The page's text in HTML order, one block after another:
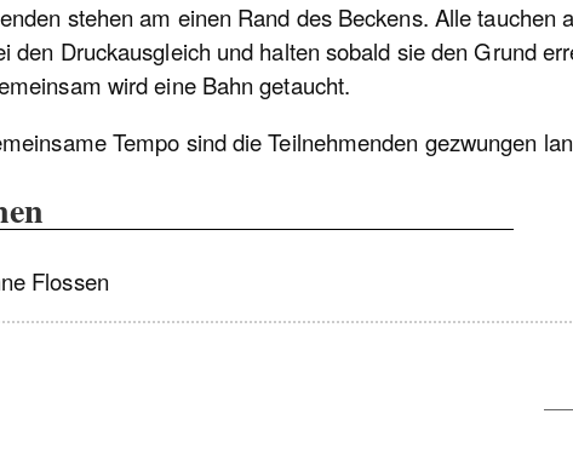
stehen am einen Rand des Beckens. Alle tauchen
den Druckausgleich und halten sobald sie den Grund
wird eine Bahn getaucht.
Tempo sind die Teilnehmenden gezwungen
Flossen